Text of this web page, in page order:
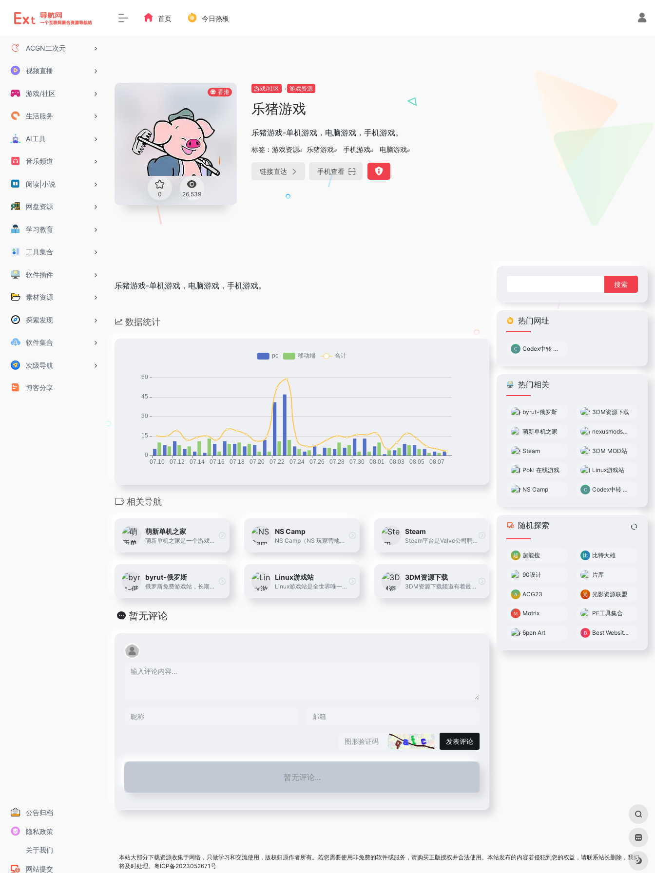
ACGN二次元
视频直播
游戏/社区
生活服务
AI工具
音乐频道
阅读|小说
网盘资源
学习教育
工具集合
软件插件
素材资源
探索发现
软件集合
次级导航
博客分享
公告归档
隐私政策
关于我们
网站提交
首页 今日热板
香港
0 26,539
游戏/社区 游戏资源
乐猪游戏
乐猪游戏-单机游戏，电脑游戏，手机游戏。
标签： 游戏资源 乐猪游戏 手机游戏 电脑游戏
链接直达 手机查看
乐猪游戏-单机游戏，电脑游戏，手机游戏。
数据统计
相关导航
萌新单机之家
萌新单机之家是一个游戏资源分享网站，主要提供单机游戏下载、游戏攻略、游戏评测等服务。网站上的游戏资源涵盖了多个游戏平台和类型，如PC、PS4、Xbox、Switch等，包括动作、冒险、角色扮演、模拟经营等多种类型的游戏。此外，网站还提供游戏资讯和社区互动等功能，让玩家们能够更好地了解游戏行业和交流游戏心得。
NS Camp
NS Camp（NS 玩家营地），为 Nintendo Switch 玩家提供便捷的中文游戏搜索与资源导航。支持按标题搜索 Switch 游戏，快速获取网盘链接与提取码，专注高质量整理与分享。
Steam
Steam平台是Valve公司聘请BitTorrent(BT下载)发明者布拉姆·科恩亲自开发设计的游戏平台。Steam平台是目前全球最大的综合性数字发行平台之一。玩家可以在该平台购买、下载、讨论、上传和分享游戏和软件。
byrut-俄罗斯
俄罗斯免费游戏站，长期更新，大部分steam热门游戏都有
Linux游戏站
Linux游戏站是全世界唯一全面介绍Linux游戏及相关工具的中文社区，本站秉承简洁而不简单的办站原则，为广大Linux用户娱乐性而奋斗！
3DM资源下载
3DM资源下载频道有着最新的游戏资源、辅助工具等，提供了高速下载渠道，简单的安装方式，便捷的反馈渠道，玩家可以自由下载、分享、讨论所有的资源。
暂无评论
发表评论
暂无评论...
热门网址
Codex中转 0.05倍率
热门相关
byrut-俄罗斯 3DM资源下载
萌新单机之家 nexusmods（n网）
Steam 3DM MOD站
Poki 在线游戏 Linux游戏站
NS Camp Codex中转 0.05倍率
随机探索
超能搜 比特大雄
90设计 片库
ACG23 光影资源联盟
Motrix PE工具集合
6pen Art Best Websites Gallery
本站大部分下载资源收集于网络，只做学习和交流使用，版权归原作者所有。若您需要使用非免费的软件或服务，请购买正版授权并合法使用。本站发布的内容若侵犯到您的权益，请联系站长删除，我们
将及时处理。 粤ICP备2023052671号